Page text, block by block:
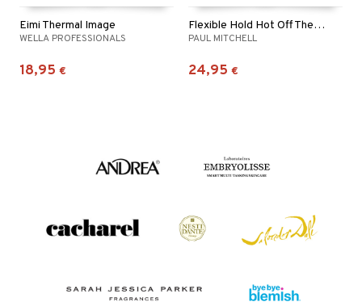
Eimi Thermal Image
WELLA PROFESSIONALS
18,95 €
Flexible Hold Hot Off The Press - Heat Protectant
PAUL MITCHELL
24,95 €